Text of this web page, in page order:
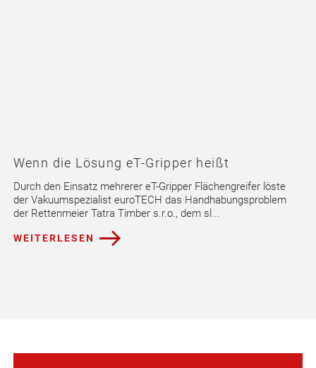
Wenn die Lösung eT-Gripper heißt
Durch den Einsatz mehrerer eT-Gripper Flächengreifer löste
der Vakuumspezialist euroTECH das Handhabungsproblem
der Rettenmeier Tatra Timber s.r.o., dem sl...
WEITERLESEN